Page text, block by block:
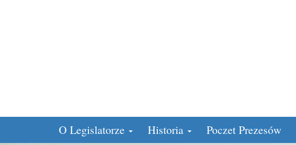
O Legislatorze Historia Poczet Prezesów